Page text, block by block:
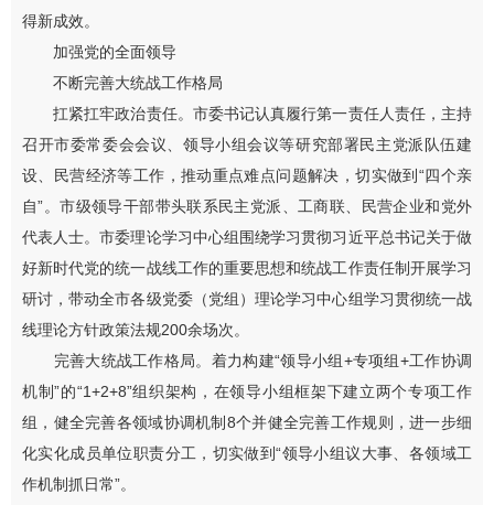
得新成效。
加强党的全面领导
不断完善大统战工作格局
扛紧扛牢政治责任。市委书记认真履行第一责任人责任，主持
召开市委常委会会议、领导小组会议等研究部署民主党派队伍建
设、民营经济等工作，推动重点难点问题解决，切实做到“四个亲
自”。市级领导干部带头联系民主党派、工商联、民营企业和党外
代表人士。市委理论学习中心组围绕学习贯彻习近平总书记关于做
好新时代党的统一战线工作的重要思想和统战工作责任制开展学习
研讨，带动全市各级党委（党组）理论学习中心组学习贯彻统一战
线理论方针政策法规200余场次。
完善大统战工作格局。着力构建“领导小组+专项组+工作协调
机制”的“1+2+8”组织架构，在领导小组框架下建立两个专项工作
组，健全完善各领域协调机制8个并健全完善工作规则，进一步细
化实化成员单位职责分工，切实做到“领导小组议大事、各领域工
作机制抓日常”。